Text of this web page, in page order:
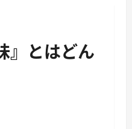
』とはどん